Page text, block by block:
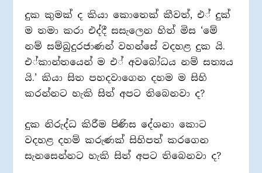
දුක කුමක් ද කියා කොතෙක් කීවත්, එ් දුක්
ම තමා කරා එද්දී සසැලෙන හිත් මිස ‘මේ
නම් සම්බුදුරජාණන් වහන්සේ වදහළ දුක යි.
එ්කාන්තයෙන් ම එ් අවබෝධය නම් සත්‍යය
යි.’ කියා සිත පහදවාගෙන දහම ම සිහි
කරන්නට හැකි සිත් අපට තිබෙනවා ද?
දුක නිරුද්ධ කිරීම පිණිස දේශනා කොට
වදහළ දහම් කරුණක් සිහිපත් කරගෙන
සැනසෙන්නට හැකි සිත් අපට තිබෙනවා ද?